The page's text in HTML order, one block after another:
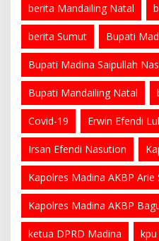
berita Mandailing Natal
berita Sumut Bupati
Bupati Madina Saipullah
Bupati Mandailing Natal
Covid-19 Erwin Efendi
Irsan Efendi Nasution
Kapolres Madina AKBP Arie
Kapolres Madina AKBP
ketua DPRD Madina